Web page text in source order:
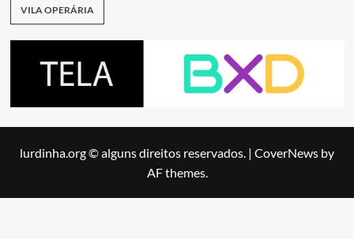
VILA OPERÁRIA
lurdinha.org © alguns direitos reservados. | CoverNews by
AF themes.